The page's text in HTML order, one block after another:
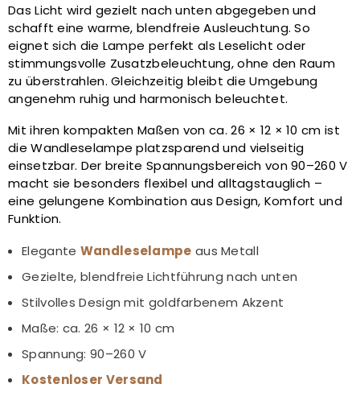
Das Licht wird gezielt nach unten abgegeben und
schafft eine warme, blendfreie Ausleuchtung. So
eignet sich die Lampe perfekt als Leselicht oder
stimmungsvolle Zusatzbeleuchtung, ohne den Raum
zu überstrahlen. Gleichzeitig bleibt die Umgebung
angenehm ruhig und harmonisch beleuchtet.
Mit ihren kompakten Maßen von ca. 26 × 12 × 10 cm ist
die Wandleselampe platzsparend und vielseitig
einsetzbar. Der breite Spannungsbereich von 90–260 V
macht sie besonders flexibel und alltagstauglich –
eine gelungene Kombination aus Design, Komfort und
Funktion.
Elegante Wandleselampe aus Metall
Gezielte, blendfreie Lichtführung nach unten
Stilvolles Design mit goldfarbenem Akzent
Maße: ca. 26 × 12 × 10 cm
Spannung: 90–260 V
Kostenloser Versand